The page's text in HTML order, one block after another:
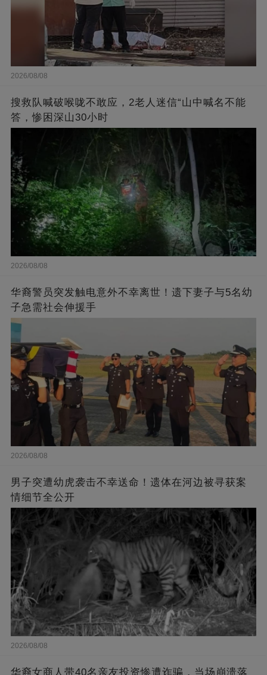
2026/08/08
搜救队喊破喉咙不敢应，2老人迷信“山中喊名不能
答，惨困深山30小时
2026/08/08
华裔警员突发触电意外不幸离世！遗下妻子与5名幼
子急需社会伸援手
2026/08/08
男子突遭幼虎袭击不幸送命！遗体在河边被寻获案
情细节全公开
2026/08/08
华裔女商人带40名亲友投资惨遭诈骗，当场崩溃落